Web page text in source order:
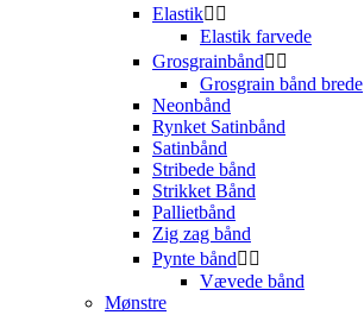
Elastik 
Elastik farvede
Grosgrainbånd 
Grosgrain bånd brede
Neonbånd
Rynket Satinbånd
Satinbånd
Stribede bånd
Strikket Bånd
Pallietbånd
Zig zag bånd
Pynte bånd 
Vævede bånd
Mønstre